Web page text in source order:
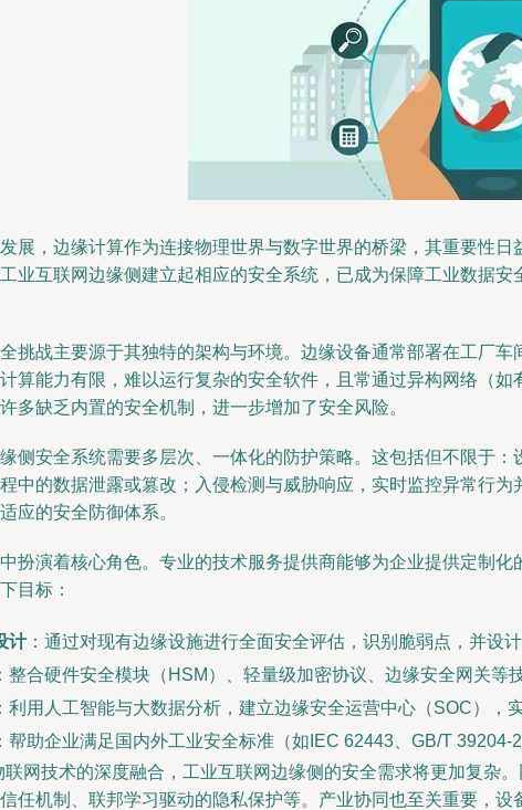
展，边缘计算作为连接物理世界与数字世界的桥梁，其重要性
业互联网边缘侧建立起相应的安全系统，已成为保障工业数据
挑战主要源于其独特的架构与环境。边缘设备通常部署在工厂
算能力有限，难以运行复杂的安全软件，且常通过异构网络（
多缺乏内置的安全机制，进一步增加了安全风险。
侧安全系统需要多层次、一体化的防护策略。这包括但不限于
中的数据泄露或篡改；入侵检测与威胁响应，实时监控异常行
应的安全防御体系。
扮演着核心角色。专业的技术服务提供商能够为企业提供定制
目标：
计：通过对现有边缘设施进行全面安全评估，识别脆弱点，并设
：整合硬件安全模块（HSM）、轻量级加密协议、边缘安全网关等
：利用人工智能与大数据分析，建立边缘安全运营中心（SOC），
：帮助企业满足国内外工业安全标准（如IEC 62443、GB/T 39204-
网技术的深度融合，工业互联网边缘侧的安全需求将更加复杂
任机制、联邦学习驱动的隐私保护等。产业协同也至关重要，